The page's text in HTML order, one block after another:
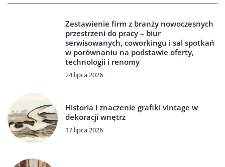
Zestawienie firm z branży nowoczesnych
przestrzeni do pracy – biur
serwisowanych, coworkingu i sal spotkań
w porównaniu na podstawie oferty,
technologii i renomy
24 lipca 2026
Historia i znaczenie grafiki vintage w
dekoracji wnętrz
17 lipca 2026